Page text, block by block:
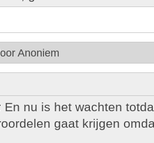
Anoniem
En nu is het wachten
gaat krijgen